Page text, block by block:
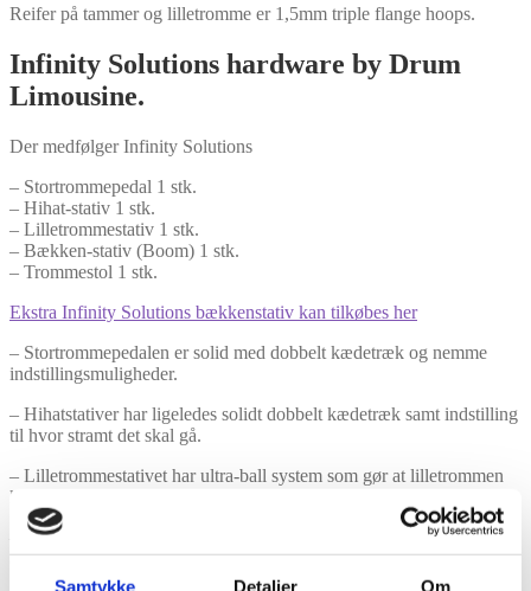
Samtykke Detaljer Om
Reifer på tammer og lilletromme er 1,5mm triple flange hoops.
Infinity Solutions hardware by Drum
Limousine.
Der medfølger Infinity Solutions
– Stortrommepedal 1 stk.
– Hihat-stativ 1 stk.
– Lilletrommestativ 1 stk.
– Bækken-stativ (Boom) 1 stk.
– Trommestol 1 stk.
Ekstra Infinity Solutions bækkenstativ kan tilkøbes her
– Stortrommepedalen er solid med dobbelt kædetræk og nemme
indstillingsmuligheder.
– Hihatstativer har ligeledes solidt dobbelt kædetræk samt indstilling
til hvor stramt det skal gå.
– Lilletrommestativet har ultra-ball system som gør at lilletrommen
kan tiltes nøjagtig som man ønsker det.
– Bækkenstativer er med boom arm og har ultra-ball system som gør
at bækkenet kan tiltes nøjagtig som man ønsker det.